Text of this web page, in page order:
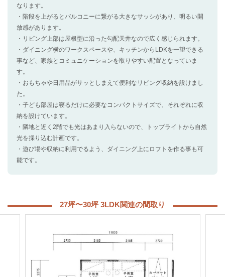
なります。
・階段を上がるとバルコニーに繋がる大きなサッシがあり、明るい開
放感があります。
・リビング上部は屋根型に沿った勾配天井なので広く感じられます。
・ダイニング横のワークスペースや、キッチンからLDKを一望できる
事など、家族とコミュニケーションを取りやすい配置となっていま
す。
・おもちゃや日用品がサッとしまえて便利なリビング収納を設けまし
た。
・子ども部屋は寝るだけに必要なコンパクトサイズで、それぞれに収
納を設けています。
・隣地と近く2階でも光はあまり入らないので、トップライトから自然
光を採り込む計画です。
・遊び場や収納に利用でるよう、ダイニング上にロフトを作る事も可
能です。
27坪〜30坪 3LDK関連の間取り